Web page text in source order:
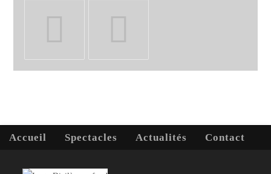
Accueil Spectacles Actualités Contact